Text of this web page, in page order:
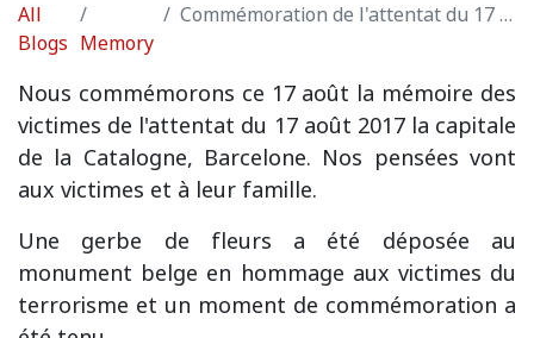
All
Blogs Memory
Commémoration de l'attentat du 17 août 2017 à Barcelone
Nous commémorons ce 17 août la mémoire des
victimes de l'attentat du 17 août 2017 la capitale
de la Catalogne, Barcelone. Nos pensées vont
aux victimes et à leur famille.
Une gerbe de fleurs a été déposée au
monument belge en hommage aux victimes du
terrorisme et un moment de commémoration a